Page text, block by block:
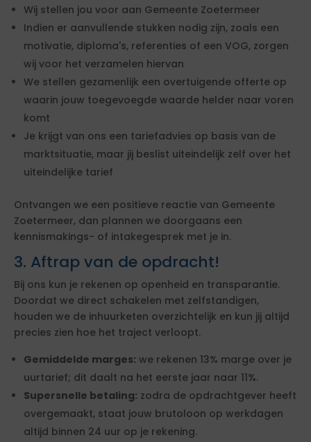
Wij stellen jou voor aan Gemeente Zoetermeer
Indien er aanvullende stukken nodig zijn, zoals een
motivatie, diploma's, referenties of een VOG, zorgen
wij voor het verzamelen hiervan
We stellen gezamenlijk een overtuigende offerte op
waarin jouw toegevoegde waarde helder naar voren
komt
Je krijgt van ons een tariefadvies op basis van de
marktsituatie, maar jij beslist uiteindelijk zelf over het
uiteindelijke tarief
Ontvangen we een positieve reactie van Gemeente
Zoetermeer, dan plannen we doorgaans een
kennismakings- of intakegesprek met je in.
3. Aftrap van de opdracht!
Bij ons kun je rekenen op openheid en transparantie.
Doordat we direct schakelen met zelfstandigen,
houden we de inhuurketen overzichtelijk en kun jij altijd
precies zien hoe het traject verloopt.
Gemiddelde marges: we rekenen 13% marge over je
uurtarief; dit daalt na het eerste jaar naar 11%.
Supersnelle betaling: zodra de opdrachtgever heeft
overgemaakt, staat jouw brutoloon op werkdagen
altijd binnen 24 uur op je rekening.